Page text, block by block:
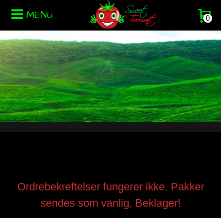
MENU 0
Ordrebekreftelser fungerer ikke. Pakker
sendes som vanlig, Beklager!